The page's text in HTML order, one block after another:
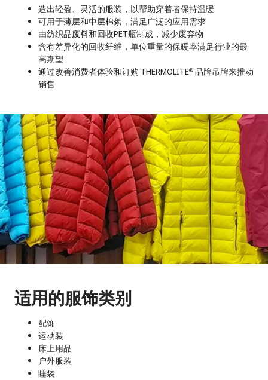
造出轻盈、灵活的服装，以帮助穿着者保持温暖
可用于薄层和中层棉絮，满足广泛的应用需求
由纺织品废料和回收PET瓶制成，减少废弃物
含有差异化的回收纤维，单位重量的保暖率满足行业的最
高期望
通过改善消费者体验和订购 THERMOLITE® 品牌吊牌来推动
销售
适用的服饰类别
配饰
运动装
床上用品
户外服装
睡袋